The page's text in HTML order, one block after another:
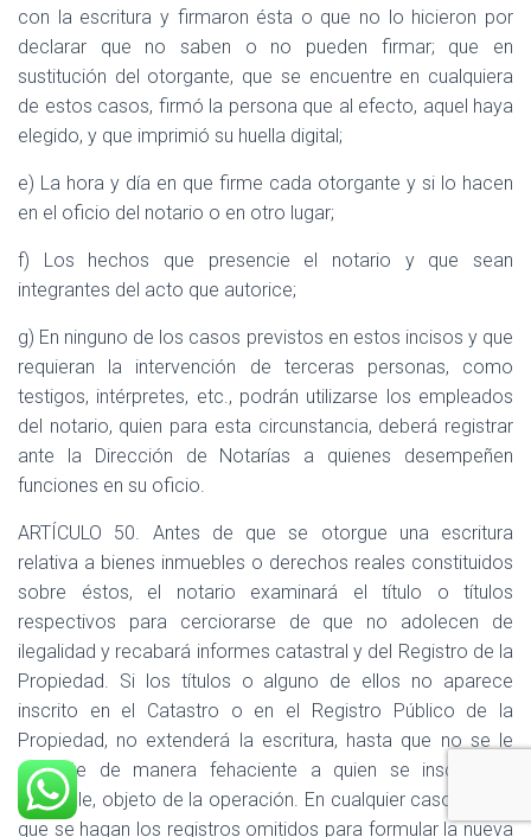
con la escritura y firmaron ésta o que no lo hicieron por
declarar que no saben o no pueden firmar; que en
sustitución del otorgante, que se encuentre en cualquiera
de estos casos, firmó la persona que al efecto, aquel haya
elegido, y que imprimió su huella digital;
e) La hora y día en que firme cada otorgante y si lo hacen
en el oficio del notario o en otro lugar;
f) Los hechos que presencie el notario y que sean
integrantes del acto que autorice;
g) En ninguno de los casos previstos en estos incisos y que
requieran la intervención de terceras personas, como
testigos, intérpretes, etc., podrán utilizarse los empleados
del notario, quien para esta circunstancia, deberá registrar
ante la Dirección de Notarías a quienes desempeñen
funciones en su oficio.
ARTÍCULO 50. Antes de que se otorgue una escritura
relativa a bienes inmuebles o derechos reales constituidos
sobre éstos, el notario examinará el título o títulos
respectivos para cerciorarse de que no adolecen de
ilegalidad y recabará informes catastral y del Registro de la
Propiedad. Si los títulos o alguno de ellos no aparece
inscrito en el Catastro o en el Registro Público de la
Propiedad, no extenderá la escritura, hasta que no se le
acredite de manera fehaciente a quien se inscribe el
inmueble, objeto de la operación. En cualquier caso exigirá
que se hagan los registros omitidos para formular la nueva